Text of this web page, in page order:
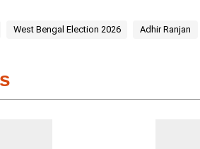
West Bengal Election 2026 Adhir Ranjan